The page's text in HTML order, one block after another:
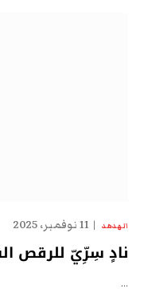
الهدهد 11 نوفمبر، 2025
نادٍ سِرِّيّ للرقص
…